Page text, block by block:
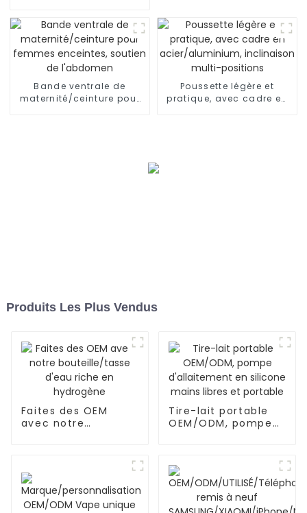
séance d'entraînement
Bande ventrale de
maternité/ceinture pour
Poussette légère et
pratique, avec cadre en
Produits Les Plus Vendus
Faites des OEM
avec notre
Tire-lait portable
OEM/ODM, pompe